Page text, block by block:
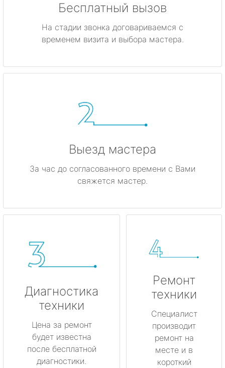
Бесплатный вызов
На стадии звонка договариваемся с
временем визита и выбора мастера.
Выезд мастера
За час до согласованного времени с Вами
свяжется мастер.
Диагностика
техники
Цена за ремонт
будет известна
после бесплатной
диагностики.
Ремонт
техники
Специалист
производит
ремонт на
месте и в
короткий